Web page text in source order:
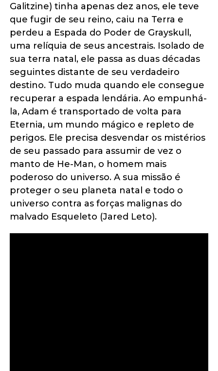
Galitzine) tinha apenas dez anos, ele teve
que fugir de seu reino, caiu na Terra e
perdeu a Espada do Poder de Grayskull,
uma relíquia de seus ancestrais. Isolado de
sua terra natal, ele passa as duas décadas
seguintes distante de seu verdadeiro
destino. Tudo muda quando ele consegue
recuperar a espada lendária. Ao empunhá-
la, Adam é transportado de volta para
Eternia, um mundo mágico e repleto de
perigos. Ele precisa desvendar os mistérios
de seu passado para assumir de vez o
manto de He-Man, o homem mais
poderoso do universo. A sua missão é
proteger o seu planeta natal e todo o
universo contra as forças malignas do
malvado Esqueleto (Jared Leto).